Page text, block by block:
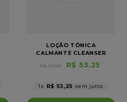
LOÇÃO TÔNICA
CALMANTE CLEANSER
VITA DERM
R$ 53,25
R$ 71,00
1 R$ 53,25